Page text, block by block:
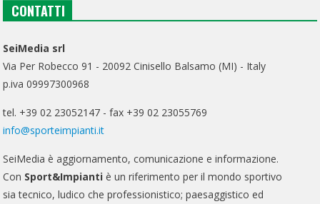
CONTATTI
SeiMedia srl
Via Per Robecco 91 - 20092 Cinisello Balsamo (MI) - Italy
p.iva 09997300968
tel. +39 02 23052147 - fax +39 02 23055769
info@sporteimpianti.it
SeiMedia è aggiornamento, comunicazione e informazione.
Con Sport&Impianti è un riferimento per il mondo sportivo
sia tecnico, ludico che professionistico; paesaggistico ed